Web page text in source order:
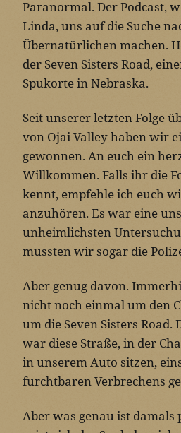
Paranormal. Der Podcast,
Linda, uns auf die Suche
Übernatürlichen machen.
der Seven Sisters Road,
Spukorte in Nebraska.
Seit unserer letzten Folge
von Ojai Valley haben wir
gewonnen. An euch ein
Willkommen. Falls ihr die
kennt, empfehle ich euch
anzuhören. Es war eine
unheimlichsten
mussten wir sogar die
Aber genug davon.
nicht noch einmal um den
um die Seven Sisters Road.
war diese Straße, in der
in unserem Auto sitzen,
furchtbaren Verbrechens
Aber was genau ist damals